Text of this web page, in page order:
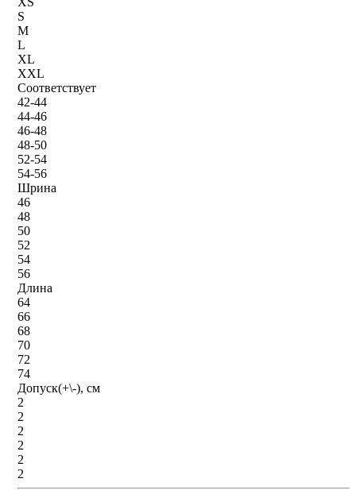
S
M
L
XL
XXL
Соответствует
42-44
44-46
46-48
48-50
52-54
54-56
Шрина
46
48
50
52
54
56
Длина
64
66
68
70
72
74
Допуск(+\-), см
2
2
2
2
2
2